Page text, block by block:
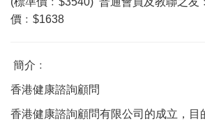
價﹕$1638
簡介﹕
香港健康諮詢顧問
香港健康諮詢顧問有限公司的成立，目